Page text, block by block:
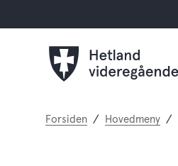
Du
Forsiden Hovedmeny